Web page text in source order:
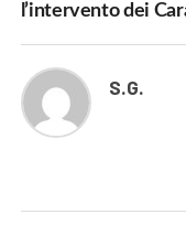
l’intervento dei
S.G.